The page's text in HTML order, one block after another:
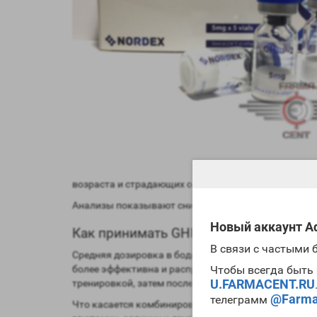
Новый аккаунт
В связи с частыми
Чтобы всегда быть
U.FARMACENT.RU
телеграмм
возраста и страдающих остеопрозом и хрупкостью
Анализы показывают снижение уровня плохого
Как принимать GHRP-2
Средняя дозировка в бодибилдинге и в обычной
более эффективна и распространена. Обычно
тренировкой, затем после нее и за 40 мин до сна.
Что касается комбинирования с другими